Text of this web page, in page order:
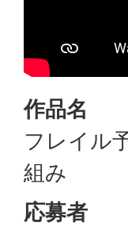
作品名
フレイル
組み
応募者